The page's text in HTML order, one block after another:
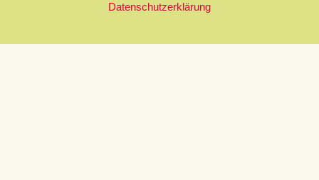
Datenschutzerklärung